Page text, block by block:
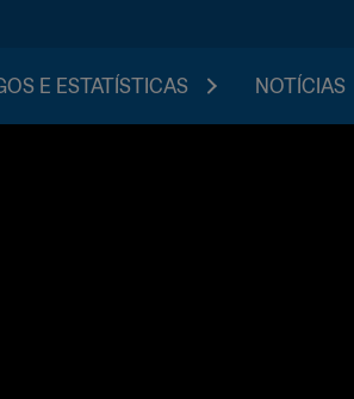
E ESTATÍSTICAS NOTÍCIAS